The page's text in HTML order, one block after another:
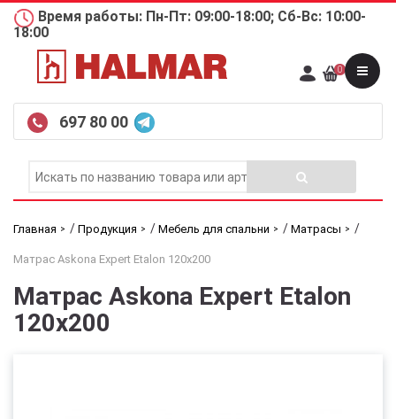
Время работы: Пн-Пт: 09:00-18:00; Сб-Вс: 10:00-
18:00
697 80 00
0
Главная / Продукция / Мебель для спальни / Матрасы /
Матрас Askona Expert Etalon 120х200
Матрас Askona Expert Etalon
120х200